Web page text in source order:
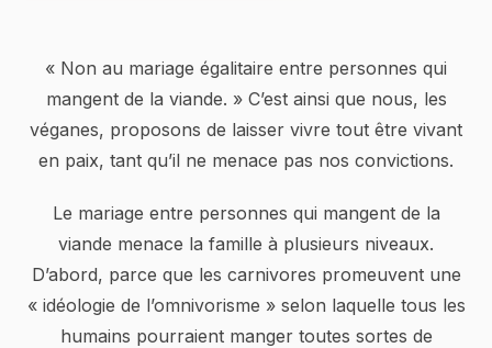
« Non au mariage égalitaire entre personnes qui
mangent de la viande. » C’est ainsi que nous, les
véganes, proposons de laisser vivre tout être vivant
en paix, tant qu’il ne menace pas nos convictions.
Le mariage entre personnes qui mangent de la
viande menace la famille à plusieurs niveaux.
D’abord, parce que les carnivores promeuvent une
« idéologie de l’omnivorisme » selon laquelle tous les
humains pourraient manger toutes sortes de